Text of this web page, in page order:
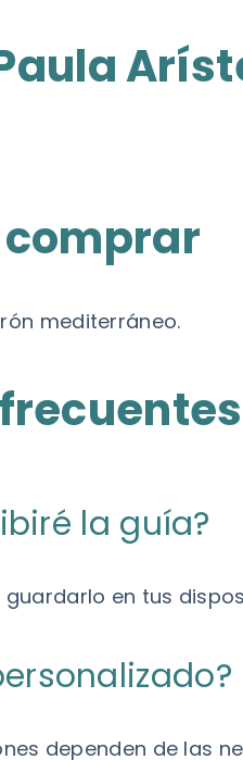
mediterráneo.
la guía?
en tus
dependen de las